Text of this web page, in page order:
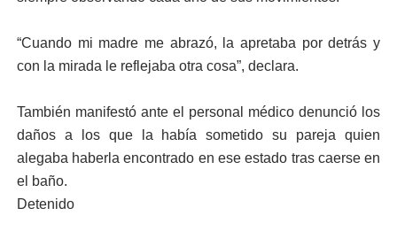
“Cuando mi madre me abrazó, la apretaba por detrás y
con la mirada le reflejaba otra cosa”, declara.
También manifestó ante el personal médico denunció los
daños a los que la había sometido su pareja quien
alegaba haberla encontrado en ese estado tras caerse en
el baño.
Detenido